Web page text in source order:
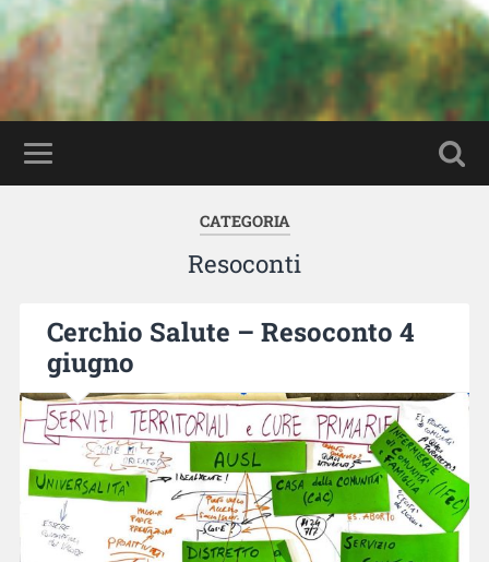
CATEGORIA
Resoconti
Cerchio Salute – Resoconto 4
giugno